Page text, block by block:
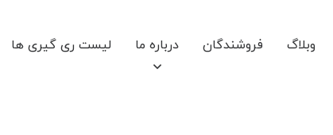
وبلاگ فروشندگان درباره ما لیست ری گیری ها